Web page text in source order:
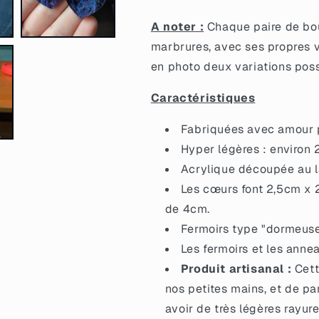
acrylique
galactique
noire
violette
paillettes
acrylique
galactique
noire
violette
paillettes
A noter : Chaque paire de
marbrures, avec ses propres
en photo deux variations
Caractéristiques
Fabriquées avec amour
Hyper légères : environ
Acrylique découpée au
Les cœurs font 2,5cm x
de 4cm.
Fermoirs type
Les fermoirs et les
Produit artisanal :
nos petites mains, et de
avoir de très légères